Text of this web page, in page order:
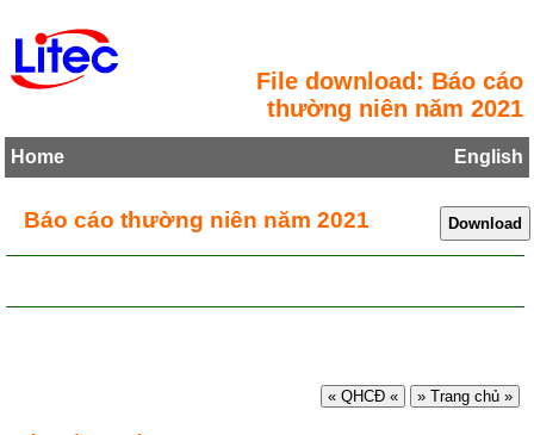
File download: Báo cáo
thường niên năm 2021
Home English
Báo cáo thường niên năm 2021
« QHCĐ « » Trang chủ »